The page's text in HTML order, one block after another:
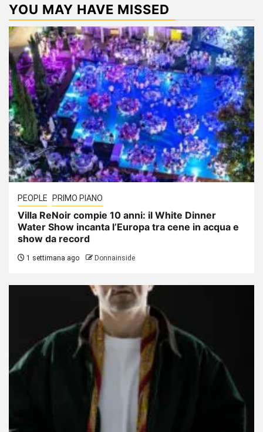
YOU MAY HAVE MISSED
PEOPLE PRIMO PIANO
Villa ReNoir compie 10 anni: il White Dinner
Water Show incanta l’Europa tra cene in acqua e
show da record
1 settimana ago Donnainside